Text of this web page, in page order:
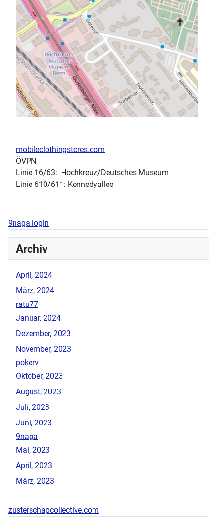
mobileclothingstores.com
ÖVPN
Linie 16/63: Hochkreuz/Deutsches Museum
Linie 610/611: Kennedyallee
9naga login
Archiv
April, 2024
März, 2024
ratu77
Januar, 2024
Dezember, 2023
November, 2023
pokerv
Oktober, 2023
August, 2023
Juli, 2023
Juni, 2023
9naga
Mai, 2023
April, 2023
März, 2023
zusterschapcollective.com